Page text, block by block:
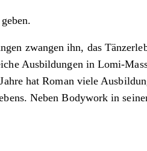
zwangen ihn, das
Ausbildungen in Lomi-
hat Roman viele
Neben Bodywork in